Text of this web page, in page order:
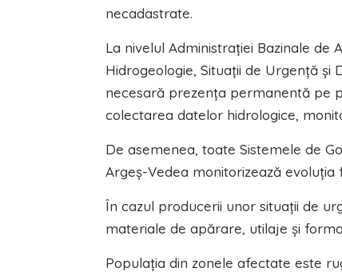
necadastrate.
La nivelul Administrației Bazinale de
Hidrogeologie, Situații de Urgență
necesară prezența permanentă pe
colectarea datelor hidrologice,
De asemenea, toate Sistemele de
Argeș-Vedea monitorizează
În cazul producerii unor situații de
materiale de apărare, utilaje și
Populația din zonele afectate este